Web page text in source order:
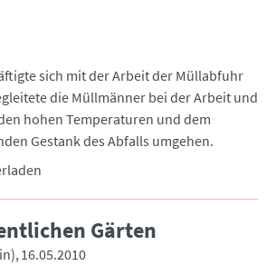
sich mit der Arbeit der Müllabfuhr
die Müllmänner bei der Arbeit und
hohen Temperaturen und dem
Gestank des Abfalls umgehen.
Gärten
16.05.2010